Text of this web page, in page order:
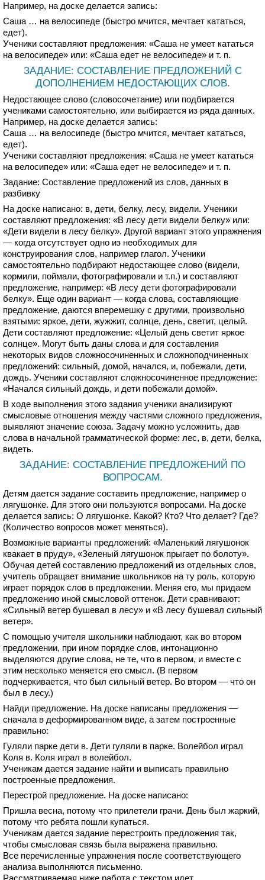
Например, на доске делается запись:
Саша … на велосипеде (быстро мчится, мечтает кататься,
едет).
Ученики составляют предложения: «Саша не умеет кататься
на велосипеде» или: «Саша едет не велосипеде» и т. п.
ЗАДАНИЕ: СОСТАВЛЕНИЕ ПРЕДЛОЖЕНИЙ С
ДОПОЛНЕНИЕМ НЕДОСТАЮЩИХ СЛОВ.
Недостающее слово (словосочетание) или подбирается
учениками самостоятельно, или выбирается из ряда данных.
Например, на доске делается запись:
Саша … на велосипеде (быстро мчится, мечтает кататься,
едет).
Ученики составляют предложения: «Саша не умеет кататься
на велосипеде» или: «Саша едет не велосипеде» и т. п.
Задание: Составление предложений из слов, данных в
разбивку
На доске написано: в, дети, белку, лесу, видели. Ученики
составляют предложения: «В лесу дети видели белку» или:
«Дети видели в лесу белку». Другой вариант этого упражнения
— когда отсутствует одно из необходимых для
конструирования слов, например глагол. Ученики
самостоятельно подбирают недостающее слово (видели,
кормили, поймали, фотографировали и т.п.) и составляют
предложение, например: «В лесу дети фотографировали
белку». Еще один вариант — когда слова, составляющие
предложение, даются вперемешку с другими, произвольно
взятыми: яркое, дети, жужжит, солнце, день, светит, целый.
Дети составляют предложение: «Целый день светит яркое
солнце». Могут быть даны слова и для составления
некоторых видов сложносочиненных и сложноподчиненных
предложений: сильный, домой, начался, и, побежали, дети,
дождь. Ученики составляют сложносочиненное предложение:
«Начался сильный дождь, и дети побежали домой».
В ходе выполнения этого задания ученики анализируют
смысловые отношения между частями сложного предложения,
выявляют значение союза. Задачу можно усложнить, дав
слова в начальной грамматической форме: лес, в, дети, белка,
видеть.
ЗАДАНИЕ: СОСТАВЛЕНИЕ ПРЕДЛОЖЕНИЙ ПО
ВОПРОСАМ.
Детям дается задание составить предложение, например о
лягушонке. Для этого они пользуются вопросами. На доске
делается запись: О лягушонке. Какой? Кто? Что делает? Где?
(Количество вопросов может меняться).
Возможные варианты предложений: «Маленький лягушонок
квакает в пруду», «Зеленый лягушонок прыгает по болоту».
Обучая детей составлению предложений из отдельных слов,
учитель обращает внимание школьников на ту роль, которую
играет порядок слов в предложении. Меняя его, мы придаем
предложению иной смысловой оттенок. Дети сравнивают:
«Сильный ветер бушевал в лесу» и «В лесу бушевал сильный
ветер».
С помощью учителя школьники наблюдают, как во втором
предложении, при ином порядке слов, интонационно
выделяются другие слова, не те, что в первом, и вместе с
этим несколько меняется его смысл. (В первом
подчеркивается, что был сильный ветер. Во втором — что он
был в лесу.)
Найди предложение. На доске написаны предложения —
сначала в деформированном виде, а затем построенные
правильно:
Гуляли парке дети в. Дети гуляли в парке. Волейбол играл
Коля в. Коля играл в волейбол.
Ученикам дается задание найти и выписать правильно
построенные предложения.
Перестрой предложение. На доске написано:
Пришла весна, потому что прилетели грачи. День был жаркий,
потому что ребята пошли купаться.
Ученикам дается задание перестроить предложения так,
чтобы смысловая связь была выражена правильно.
Все перечисленные упражнения после соответствующего
анализа выполняются письменно.